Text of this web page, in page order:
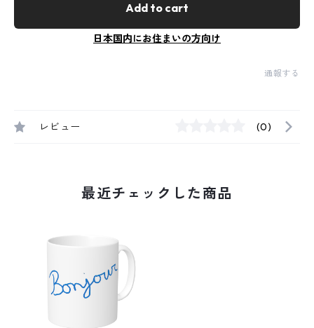
Add to cart
日本国内にお住まいの方向け
通報する
レビュー (0)
最近チェックした商品